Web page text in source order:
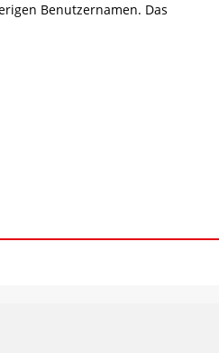
Benutzernamen. Das